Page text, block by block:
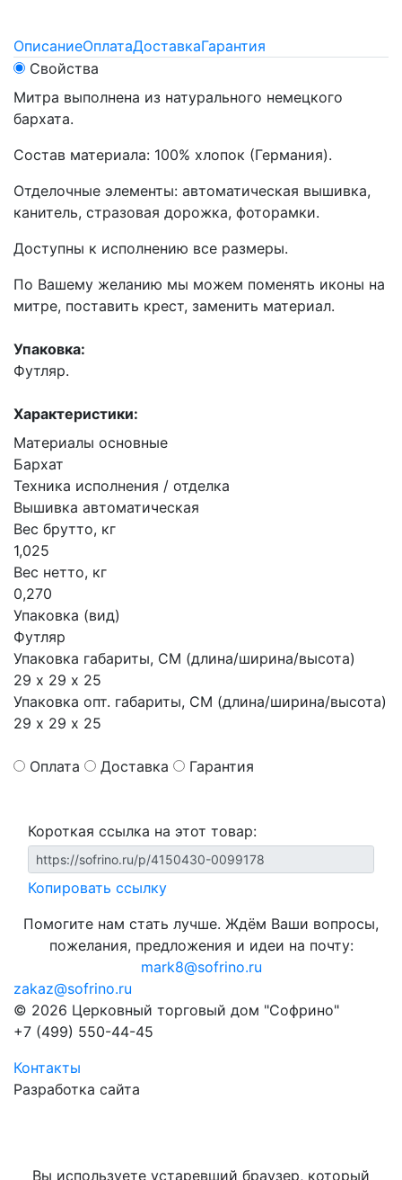
ОписаниеОплатаДоставкаГарантия
Свойства
Митра выполнена из натурального немецкого
бархата.
Состав материала: 100% хлопок (Германия).
Отделочные элементы: автоматическая вышивка,
канитель, стразовая дорожка, фоторамки.
Доступны к исполнению все размеры.
По Вашему желанию мы можем поменять иконы на
митре, поставить крест, заменить материал.
Упаковка:
Футляр.
Характеристики:
Материалы основные
Бархат
Техника исполнения / отделка
Вышивка автоматическая
Вес брутто, кг
1,025
Вес нетто, кг
0,270
Упаковка (вид)
Футляр
Упаковка габариты, СМ (длина/ширина/высота)
29 х 29 х 25
Упаковка опт. габариты, СМ (длина/ширина/высота)
29 х 29 х 25
Оплата Доставка Гарантия
Короткая ссылка на этот товар:
Копировать ссылку
Помогите нам стать лучше. Ждём Ваши вопросы,
пожелания, предложения и идеи на почту:
mark8@sofrino.ru
zakaz@sofrino.ru
© 2026 Церковный торговый дом "Софрино"
+7 (499) 550-44-45
Контакты
Разработка сайта
Вы используете устаревший браузер, который